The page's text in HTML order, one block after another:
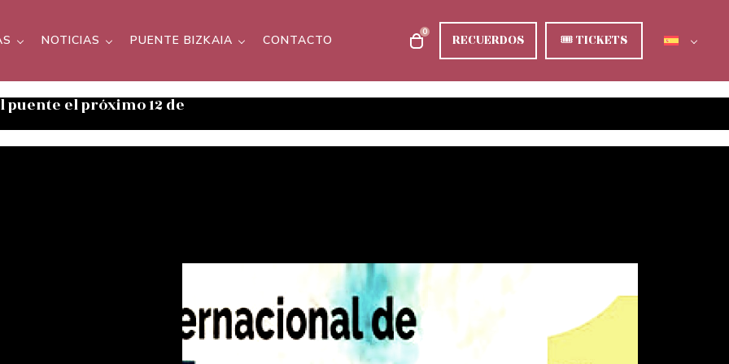
NOTICIAS PUENTE BIZKAIA CONTACTO
0 RECUERDOS 🎟TICKETS
puente el próximo 12 de